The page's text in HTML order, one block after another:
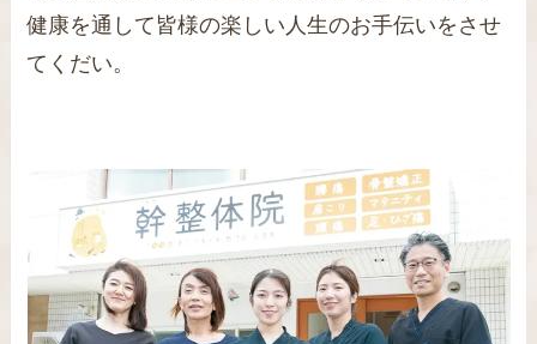
健康を通して皆様の楽しい人生のお手伝いをさせ
てくだい。